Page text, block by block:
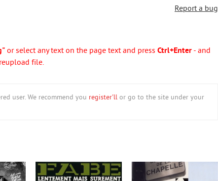
Report a bug
or select any text on the page text and press Ctrl+Enter - and
file.
user. We recommend you register'll or go to the site under your